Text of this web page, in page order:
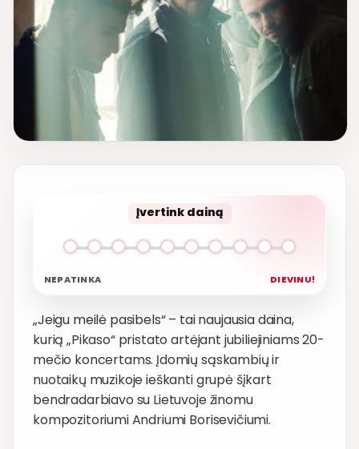
Įvertink dainą
NEPATINKA DIEVINU!
„Jeigu meilė pasibels“ – tai naujausia daina,
kurią „Pikaso“ pristato artėjant jubiliejiniams 20-
mečio koncertams. Įdomių sąskambių ir
nuotaikų muzikoje ieškanti grupė šįkart
bendradarbiavo su Lietuvoje žinomu
kompozitoriumi Andriumi Borisevičiumi.